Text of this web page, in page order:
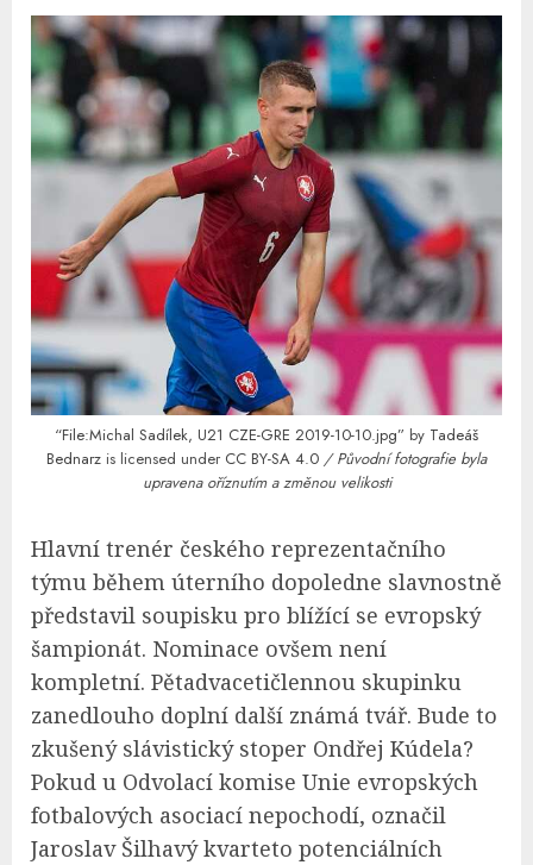
“File:Michal Sadílek, U21 CZE-GRE 2019-10-10.jpg” by Tadeáš
Bednarz is licensed under CC BY-SA 4.0 / Původní fotografie byla
upravena oříznutím a změnou velikosti
Hlavní trenér českého reprezentačního
týmu během úterního dopoledne slavnostně
představil soupisku pro blížící se evropský
šampionát. Nominace ovšem není
kompletní. Pětadvacetičlennou skupinku
zanedlouho doplní další známá tvář. Bude to
zkušený slávistický stoper Ondřej Kúdela?
Pokud u Odvolací komise Unie evropských
fotbalových asociací nepochodí, označil
Jaroslav Šilhavý kvarteto potenciálních